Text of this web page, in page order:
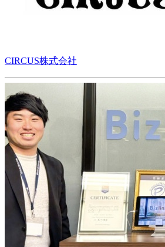
CIRCUS株式会社